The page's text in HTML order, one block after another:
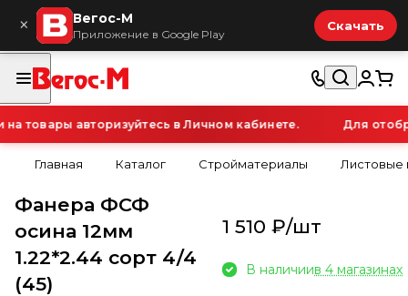
× Вегос-М
Приложение в Google Play
Скачать
товары авторизуйтесь в Личном кабинете. Для
Главная Каталог Стройматериалы Листовые
Фанера ФСФ
осина 12мм
1.22*2.44 сорт 4/4
(45)
1 510 ₽/шт
В наличиив 4 магазинах